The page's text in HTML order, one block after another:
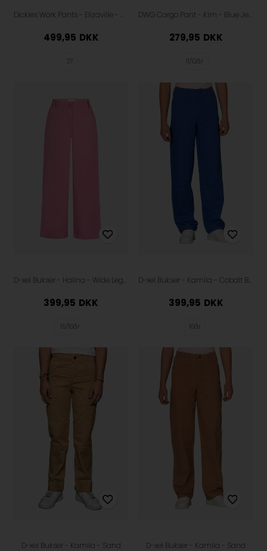
Dickies Work Pants - Elizaville - Allure
499,95 DKK
27
DWG Cargo Pant - Kim - Blue Jewel
279,95 DKK
11/12år
D-xel Bukser - Halina - Wide Leg - Begonia Pink
399,95 DKK
15/16år
D-xel Bukser - Kamila - Cobalt Blue
399,95 DKK
16år
D-xel Bukser - Kamila - Sand D-xel Bukser - Kamila - Sand